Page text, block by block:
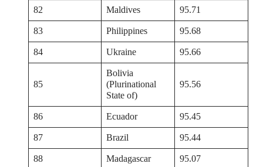
82
Maldives
95.71
83
Philippines
95.68
84
Ukraine 95.66
85
Bolivia
(Plurinational
State of)
95.56
86 Ecuador
95.45
87
Brazil
95.44
88
Madagascar 95.07